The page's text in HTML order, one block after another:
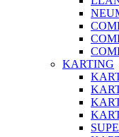
KARTING